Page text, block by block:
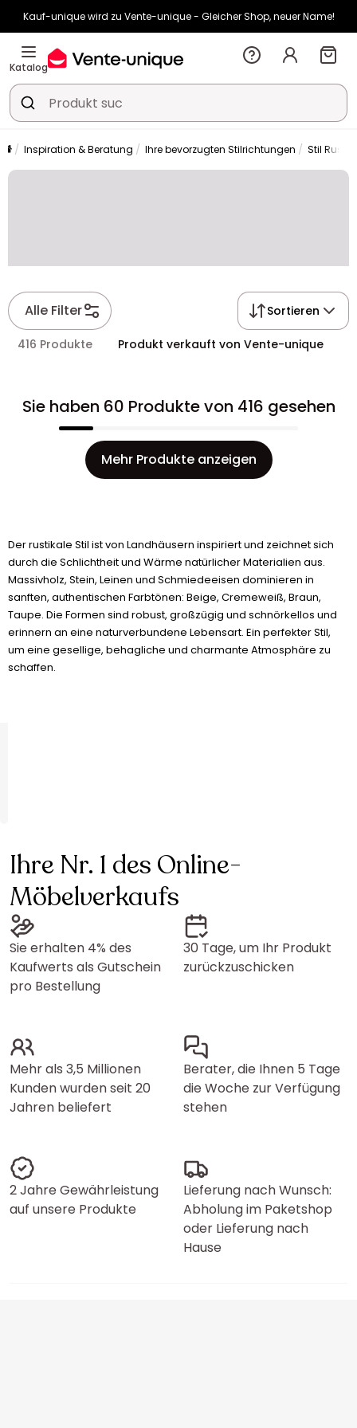
Kauf-unique wird zu Vente-unique - Gleicher Shop, neuer Name!
-10% ab €400 mitHEAT10auf Vente-unique-Produkte
Noch:
Katalog
Inspiration & Beratung Ihre bevorzugten Stilrichtungen Stil
Alle Filter Sortieren
416 Produkte Produkt verkauft von Vente-unique
Sie haben 60 Produkte von 416 gesehen
Mehr Produkte anzeigen
Der rustikale Stil ist von Landhäusern inspiriert und zeichnet sich
durch die Schlichtheit und Wärme natürlicher Materialien aus.
Massivholz, Stein, Leinen und Schmiedeeisen dominieren in
sanften, authentischen Farbtönen: Beige, Cremeweiß, Braun,
Taupe. Die Formen sind robust, großzügig und schnörkellos und
erinnern an eine naturverbundene Lebensart. Ein perfekter Stil,
um eine gesellige, behagliche und charmante Atmosphäre zu
schaffen.
Ihre Nr. 1 des Online-
Möbelverkaufs
Sie erhalten 4% des
Kaufwerts als Gutschein
pro Bestellung
30 Tage, um Ihr Produkt
zurückzuschicken
Mehr als 3,5 Millionen
Kunden wurden seit 20
Jahren beliefert
Berater, die Ihnen 5 Tage
die Woche zur Verfügung
stehen
2 Jahre Gewährleistung
auf unsere Produkte
Lieferung nach Wunsch:
Abholung im Paketshop
oder Lieferung nach
Hause